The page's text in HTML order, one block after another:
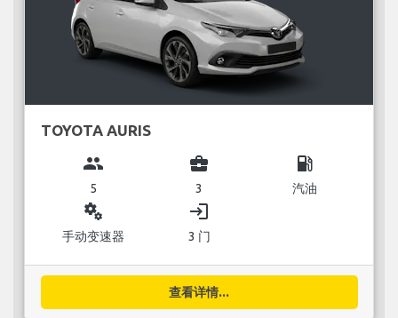
TOYOTA AURIS
group
5
business_center
3
local_gas_station
汽油
miscellaneous_services
手动变速器
login
3 门
查看详情...